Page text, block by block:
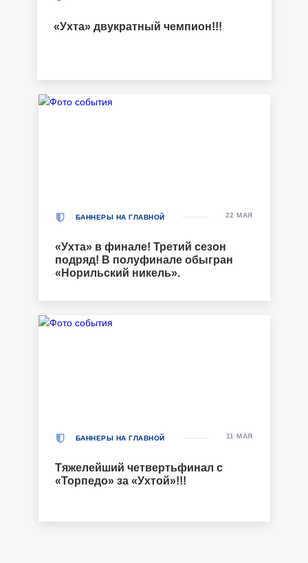
«Ухта» двукратный чемпион!!!
БАННЕРЫ НА ГЛАВНОЙ
«Ухта» в финале! Третий сезон
подряд! В полуфинале обыгран
«Норильский никель».
22 МАЯ
БАННЕРЫ НА ГЛАВНОЙ
Тяжелейший четвертьфинал с
«Торпедо» за «Ухтой»!!!
11 МАЯ